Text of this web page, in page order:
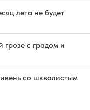
лета не будет
грозе с градом и
со шквалистым